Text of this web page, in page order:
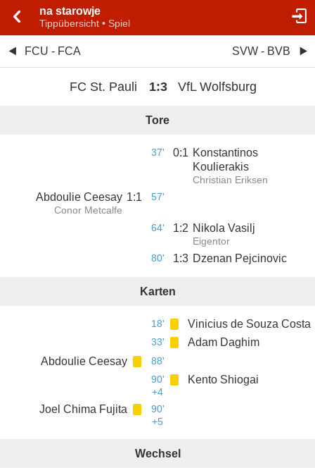
na starowje
Tippübersicht • Spiel
FCU - FCA SVW - BVB
FC St. Pauli 1:3 VfL Wolfsburg
Tore
37' 0:1 Konstantinos
Koulierakis
Christian Eriksen
Abdoulie Ceesay
Conor Metcalfe
1:1 57'
64' 1:2 Nikola Vasilj
Eigentor
80' 1:3 Dzenan Pejcinovic
Karten
18' Vinicius de Souza Costa
33'
Adam Daghim
Abdoulie Ceesay
88'
90'
+4
Kento Shiogai
Joel Chima Fujita
90'
+5
Wechsel